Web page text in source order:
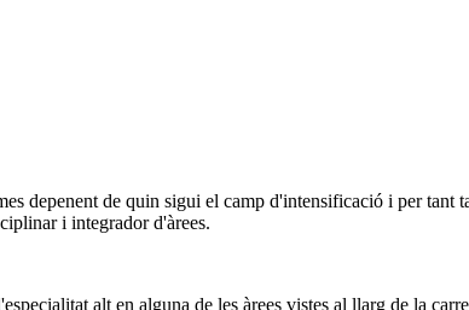
depenent de quin sigui el camp d'intensificació i per tant
i integrador d'àrees.
alt en alguna de les àrees vistes al llarg de la